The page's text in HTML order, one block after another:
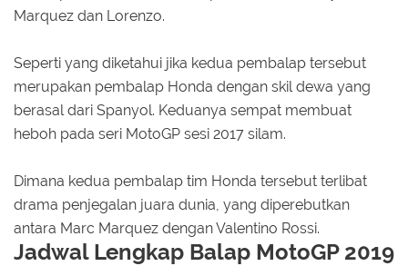
Marquez dan Lorenzo.
Seperti yang diketahui jika kedua pembalap tersebut
merupakan pembalap Honda dengan skil dewa yang
berasal dari Spanyol. Keduanya sempat membuat
heboh pada seri MotoGP sesi 2017 silam.
Dimana kedua pembalap tim Honda tersebut terlibat
drama penjegalan juara dunia, yang diperebutkan
antara Marc Marquez dengan Valentino Rossi.
Jadwal Lengkap Balap MotoGP 2019